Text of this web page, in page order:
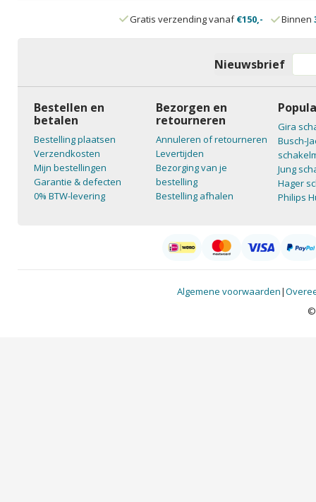
Gratis verzending vanaf€150,- Binnen
Nieuwsbrief
Bestellen en
betalen
Bestelling plaatsen
Verzendkosten
Mijn bestellingen
Garantie & defecten
0% BTW-levering
Bezorgen en
retourneren
Annuleren of retourneren
Levertijden
Bezorging van je
bestelling
Bestelling afhalen
Gira
Busch-
Jung
Hager
Philips
Algemene voorwaarden|
©